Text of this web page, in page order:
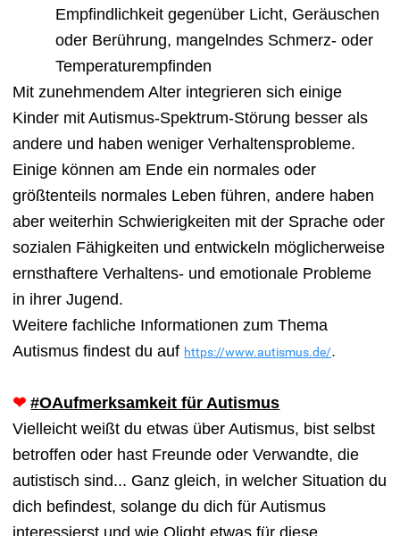
Empfindlichkeit gegenüber Licht, Geräuschen
oder Berührung, mangelndes Schmerz- oder
Temperaturempfinden
Mit zunehmendem Alter integrieren sich einige
Kinder mit Autismus-Spektrum-Störung besser als
andere und haben weniger Verhaltensprobleme.
Einige können am Ende ein normales oder
größtenteils normales Leben führen, andere haben
aber weiterhin Schwierigkeiten mit der Sprache oder
sozialen Fähigkeiten und entwickeln möglicherweise
ernsthaftere Verhaltens- und emotionale Probleme
in ihrer Jugend.
Weitere fachliche Informationen zum Thema
Autismus findest du auf https://www.autismus.de/.
❤#OAufmerksamkeit für Autismus
Vielleicht weißt du etwas über Autismus, bist selbst
betroffen oder hast Freunde oder Verwandte, die
autistisch sind... Ganz gleich, in welcher Situation du
dich befindest, solange du dich für Autismus
interessierst und wie Olight etwas für diese